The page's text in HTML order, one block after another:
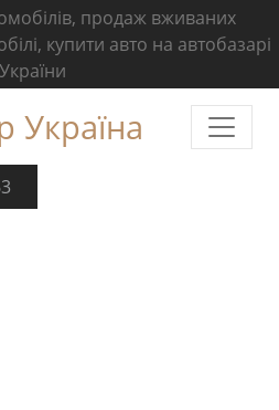
продаж вживаних
купити авто на автобазарі
України
Україна